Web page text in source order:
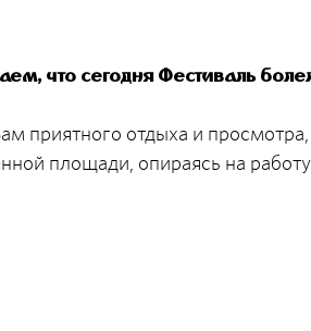
что сегодня Фестиваль
приятного отдыха и
площади, опираясь на